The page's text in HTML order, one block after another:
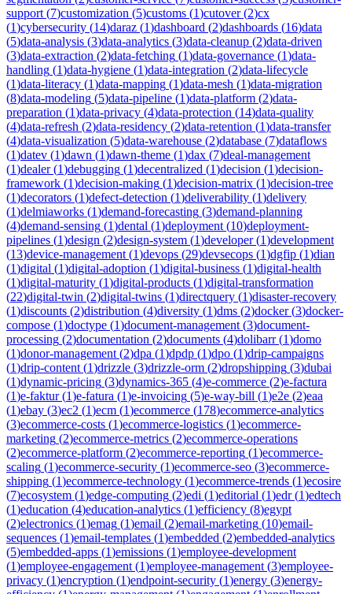
support (7)customization (5)customs (1)cutover(2)cx
(1)cybersecurity (14)daraz (1)dashboard (2)dashboards (16)data
(5)data-analysis (3)data-analytics (3)data-cleanup (2)data-driven
(3)data-extraction (2)data-fetching (1)data-governance (1)data-
handling (1)data-hygiene (1)data-integration (2)data-lifecycle
(1)data-literacy (1)data-mapping (1)data-mesh (1)data-migration
(8)data-modeling (5)data-pipeline (1)data-platform (2)data-
preparation (1)data-privacy (4)data-protection (14)data-quality
(4)data-refresh (2)data-residency (2)data-retention (1)data-transfer
(4)data-visualization (5)data-warehouse (2)database (7)dataflows
(1)datev (1)dawn (1)dawn-theme (1)dax (7)deal-management
(1)dealer(1)debugging (1)decentralized (1)decision (1)decision-
framework (1)decision-making (1)decision-matrix (1)decision-tree
(1)decorators (1)defect-detection (1)deliverability (1)delivery
(1)delmiaworks (1)demand-forecasting (3)demand-planning
(4)demand-sensing (1)dental (1)deployment (10)deployment-
pipelines (1)design (2)design-system (1)developer(1)development
(13)device-management (1)devops (29)devsecops (1)dgfip (1)dian
(1)digital (1)digital-adoption (1)digital-business (1)digital-health
(1)digital-maturity (1)digital-products (1)digital-transformation
(22)digital-twin (2)digital-twins (1)directquery (1)disaster-recovery
(1)discounts (2)distribution (4)diversity (1)dms (2)docker(3)docker-
compose (1)doctype (1)document-management (3)document-
processing (2)documentation (2)documents (4)dolibarr(1)domo
(1)donor-management (2)dpa (1)dpdp (1)dpo (1)drip-campaigns
(1)drip-content (1)drizzle (3)drizzle-orm (2)dropshipping (3)dubai
(1)dynamic-pricing (3)dynamics-365 (4)e-commerce (2)e-factura
(1)e-faktur(1)e-fatura (1)e-invoicing (5)e-way-bill (1)e2e (2)eaa
(1)ebay (3)ec2 (1)ecm (1)ecommerce (178)ecommerce-analytics
(3)ecommerce-costs (1)ecommerce-logistics (1)ecommerce-
marketing (2)ecommerce-metrics (2)ecommerce-operations
(2)ecommerce-platform (2)ecommerce-reporting (1)ecommerce-
scaling (1)ecommerce-security (1)ecommerce-seo (3)ecommerce-
shipping (1)ecommerce-technology (1)ecommerce-trends (1)ecosire
(7)ecosystem (1)edge-computing (2)edi (1)editorial (1)edr(1)edtech
(1)education (4)education-analytics (1)efficiency (8)egypt
(2)electronics (1)emag (1)email (2)email-marketing (10)email-
sequences (1)email-templates (1)embedded (2)embedded-analytics
(5)embedded-apps (1)emissions (1)employee-development
(1)employee-engagement (1)employee-management (3)employee-
privacy (1)encryption (1)endpoint-security (1)energy (3)energy-